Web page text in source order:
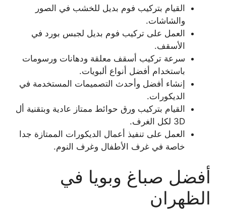
القيام بتركيب فوم بديل للخشب في الصور
والشاشات.
العمل على تركيب فوم بديل لجبس بورد في
الأسقف.
سرعة تركيب أسقف معلقة ودهانات ورسومات
باستخدام أفضل أنواع ألبويات.
إنشاء أفضل وأحدث التصميمات المستخدمة في
الديكورات.
القيام بتركيب ورق حوائط ممتاز عادية وبتقنية أل
3D لكل الغرف.
العمل على تنفيذ أعمال الديكورات الممتازة جدا
خاصة في غرف الأطفال وغرف النوم.
أفضل صباغ وبويا في
الظهران